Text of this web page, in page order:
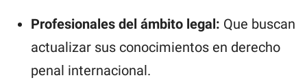
Profesionales del ámbito legal: Que buscan
actualizar sus conocimientos en derecho
penal internacional.